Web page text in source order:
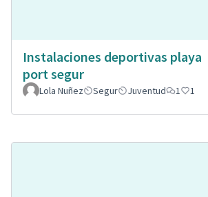
Instalaciones deportivas playa
port segur
Lola Nuñez Segur Juventud 1 1